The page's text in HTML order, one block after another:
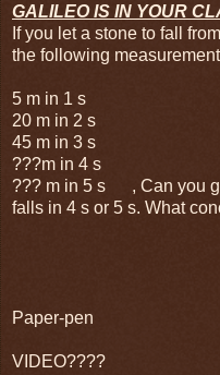
GALILEO IS IN YOUR
If you let a stone to fall
the following
5 m in 1 s
20 m in 2 s
45 m in 3 s
???m in 4 s
??? m in 5 s , Can you
falls in 4 s or 5 s. What
Paper-pen
VIDEO????